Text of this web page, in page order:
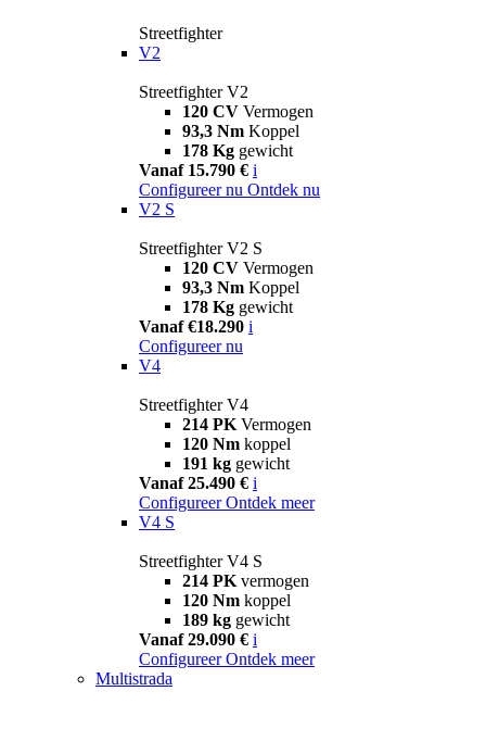
Streetfighter
V2
Streetfighter V2
120 CV Vermogen
93,3 Nm Koppel
178 Kg gewicht
Vanaf 15.790 € i
Configureer nu Ontdek nu
V2 S
Streetfighter V2 S
120 CV Vermogen
93,3 Nm Koppel
178 Kg gewicht
Vanaf €18.290 i
Configureer nu
V4
Streetfighter V4
214 PK Vermogen
120 Nm koppel
191 kg gewicht
Vanaf 25.490 € i
Configureer Ontdek meer
V4 S
Streetfighter V4 S
214 PK vermogen
120 Nm koppel
189 kg gewicht
Vanaf 29.090 € i
Configureer Ontdek meer
Multistrada